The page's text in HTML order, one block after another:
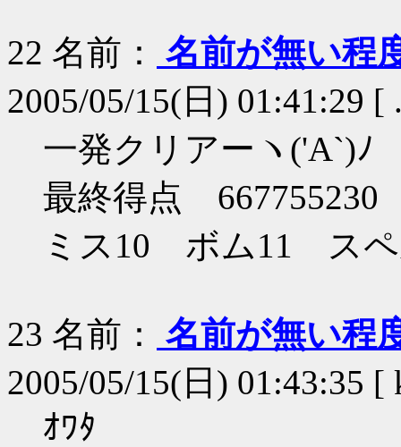
22 名前：
名前が無い程
2005/05/15(日) 01:41:29 [
一発クリアーヽ('A`)ﾉ
最終得点 667755230
ミス10 ボム11 スペ
23 名前：
名前が無い程
2005/05/15(日) 01:43:35 [
ｵﾜﾀ